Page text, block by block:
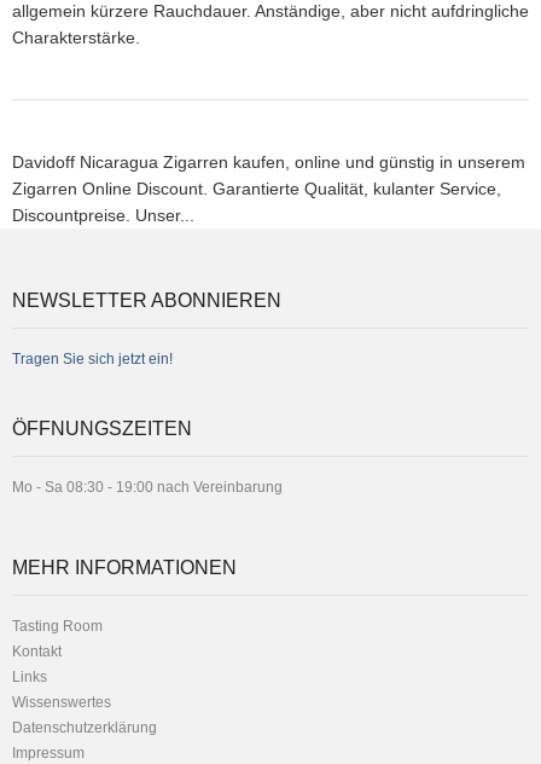
allgemein kürzere Rauchdauer. Anständige, aber nicht aufdringliche
Charakterstärke.
Davidoff Nicaragua Zigarren kaufen, online und günstig in unserem
Zigarren Online Discount. Garantierte Qualität, kulanter Service,
Discountpreise. Unser...
NEWSLETTER ABONNIEREN
Tragen Sie sich jetzt ein!
ÖFFNUNGSZEITEN
Mo - Sa 08:30 - 19:00 nach Vereinbarung
MEHR INFORMATIONEN
Tasting Room
Kontakt
Links
Wissenswertes
Datenschutzerklärung
Impressum